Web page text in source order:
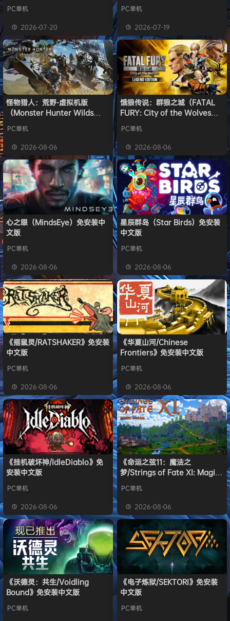
签到获取 43 点积分
加入本站
加入本站 8月6日
PC单机
2026-07-20
PC单机
2026-07-19
怪物猎人：荒野-虚拟机版
（Monster Hunter Wilds
PC单机
2026-08-06
饿狼传说：群狼之城（FATAL
FURY: City of the Wolves）
PC单机
2026-08-06
心之眼（MindsEye）免安装中
文版
PC单机
2026-08-06
星辰群岛（Star Birds）免安装
中文版
PC单机
2026-08-06
《摇鼠灵/RATSHAKER》免安装
中文版
PC单机
2026-08-06
《华夏山河/Chinese
Frontiers》免安装中文版
PC单机
2026-08-06
《挂机破坏神/IdleDiablo》免
安装中文版
PC单机
2026-08-06
《命运之弦11：魔法之
梦/Strings of Fate XI: Magic
PC单机
2026-08-06
《沃德灵：共生/Voidling
Bound》免安装中文版
PC单机
《电子炼狱/SEKTORI》免安装
中文版
PC单机